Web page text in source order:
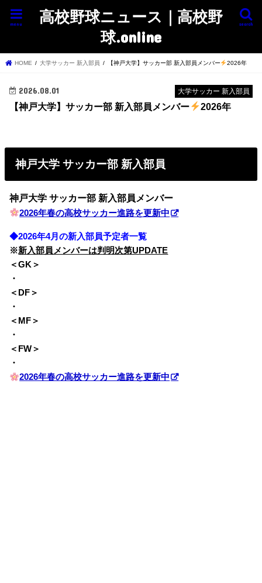
高校野球ニュース｜高校野
球.online
search
menu
HOME 大学サッカー 新入部員 【神戸大学】サッカー部 新入部員メンバー 2026年
大学サッカー 新入部員
2026.08.01
【神戸大学】サッカー部 新入部員メンバー 2026年
神戸大学 サッカー部 新入部員
神戸大学 サッカー部 新入部員メンバー
2026年春の高校サッカー進路を更新中
◆2026年4月の新入部員予定者一覧
※新入部員メンバーは判明次第UPDATE
＜GK＞
・
＜DF＞
・
＜MF＞
・
＜FW＞
・
2026年春の高校サッカー進路を更新中